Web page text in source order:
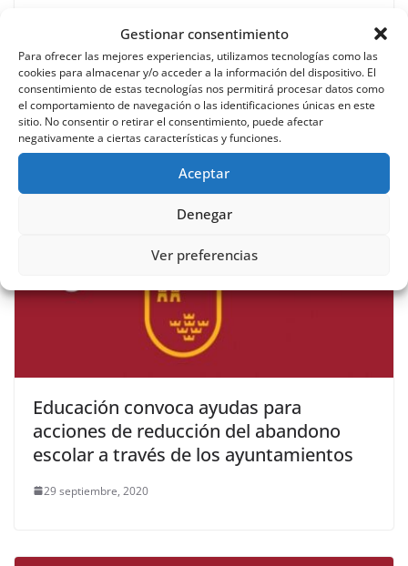
Gestionar consentimiento
Para ofrecer las mejores experiencias, utilizamos tecnologías como las
cookies para almacenar y/o acceder a la información del dispositivo. El
consentimiento de estas tecnologías nos permitirá procesar datos como
el comportamiento de navegación o las identificaciones únicas en este
sitio. No consentir o retirar el consentimiento, puede afectar
negativamente a ciertas características y funciones.
Aceptar
Denegar
Ver preferencias
Más de 400 aspirantes realizan mañana
las pruebas para obtener el título de
ESO para mayores de 18 años
4 septiembre, 2020
Educación convoca ayudas para
acciones de reducción del abandono
escolar a través de los ayuntamientos
29 septiembre, 2020